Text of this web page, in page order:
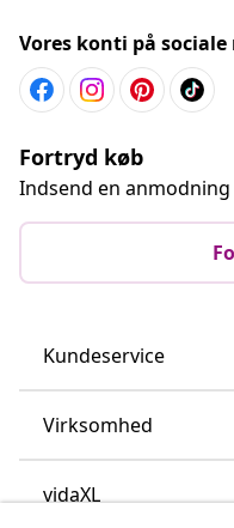
Vores konti på sociale
Fortryd køb
Indsend en
Kundeservice
Virksomhed
vidaXL